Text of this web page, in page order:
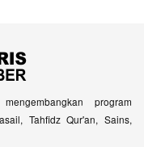
program
Tahfidz Qur'an, Sains,